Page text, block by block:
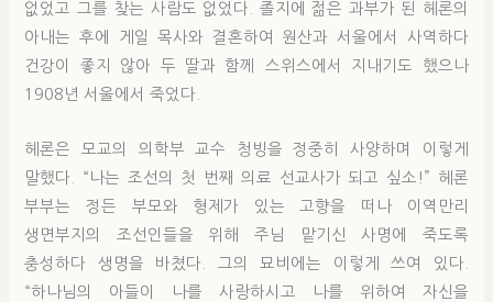
없었고 그를 찾는 사람도 없었다. 졸지에 젊은 과부가 된 헤론의
아내는 후에 게일 목사와 결혼하여 원산과 서울에서 사역하다
건강이 좋지 않아 두 딸과 함께 스위스에서 지내기도 했으나
1908년 서울에서 죽었다.
헤론은 모교의 의학부 교수 청빙을 정중히 사양하며 이렇게
말했다. “나는 조선의 첫 번째 의료 선교사가 되고 싶소!” 헤론
부부는 정든 부모와 형제가 있는 고향을 떠나 이역만리
생면부지의 조선인들을 위해 주님 맡기신 사명에 죽도록
충성하다 생명을 바쳤다. 그의 묘비에는 이렇게 쓰여 있다.
“하나님의 아들이 나를 사랑하시고 나를 위하여 자신을